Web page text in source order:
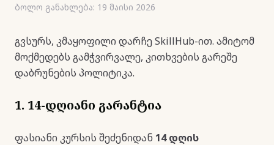
ბოლო განახლება: 19 მაისი 2026
გვსურს, კმაყოფილი დარჩე SkillHub-ით. ამიტომ
მოქმედებს გამჭვირვალე, კითხვების გარეშე
დაბრუნების პოლიტიკა.
1. 14-დღიანი გარანტია
ფასიანი კურსის შეძენიდან 14 დღის